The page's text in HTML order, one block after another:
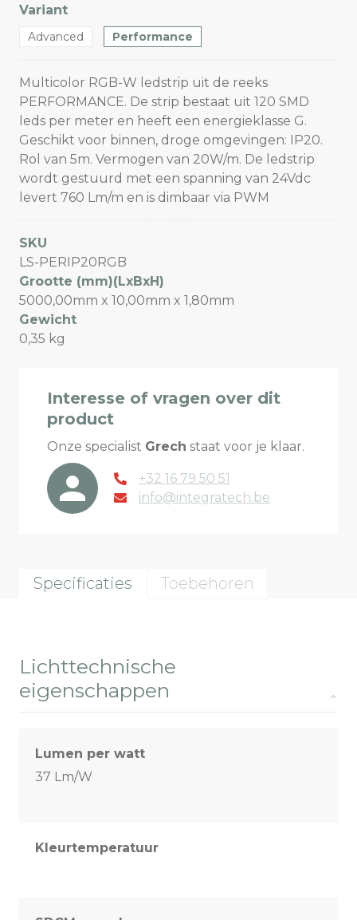
Variant
Advanced Performance
Multicolor RGB-W ledstrip uit de reeks
PERFORMANCE. De strip bestaat uit 120 SMD
leds per meter en heeft een energieklasse G.
Geschikt voor binnen, droge omgevingen: IP20.
Rol van 5m. Vermogen van 20W/m. De ledstrip
wordt gestuurd met een spanning van 24Vdc
levert 760 Lm/m en is dimbaar via PWM
SKU
LS-PERIP20RGB
Grootte (mm)(LxBxH)
5000,00mm x 10,00mm x 1,80mm
Gewicht
0,35 kg
Interesse of vragen over dit
product
Onze specialist Grech staat voor je klaar.
+32 16 79 50 51
info@integratech.be
Specificaties Toebehoren
Lichttechnische
eigenschappen
Lumen per watt
37 Lm/W
Kleurtemperatuur